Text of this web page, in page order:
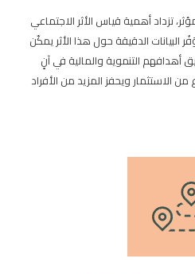
تزداد أهمية قياس الأثر الاجتماعي
الدقيقة حول هذا الأثر يمكّن
التنموية والمالية في آنٍ
الاستثمار ويحفز المزيد من الأفراد